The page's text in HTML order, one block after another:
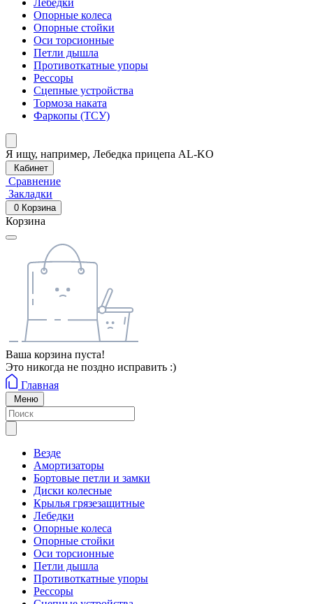
Лебедки
Опорные колеса
Опорные стойки
Оси торсионные
Петли дышла
Противоткатные упоры
Рессоры
Сцепные устройства
Тормоза наката
Фаркопы (ТСУ)
Я ищу, например, Лебедка прицепа AL-KO
Кабинет
Сравнение
Закладки
0 Корзина
Корзина
Ваша корзина пуста!
Это никогда не поздно исправить :)
Главная
Меню
Везде
Амортизаторы
Бортовые петли и замки
Диски колесные
Крылья грязезащитные
Лебедки
Опорные колеса
Опорные стойки
Оси торсионные
Петли дышла
Противоткатные упоры
Рессоры